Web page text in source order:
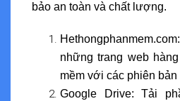
bảo an toàn và chất lượng.
những trang web
mềm với các phiên
Google Drive: Tải